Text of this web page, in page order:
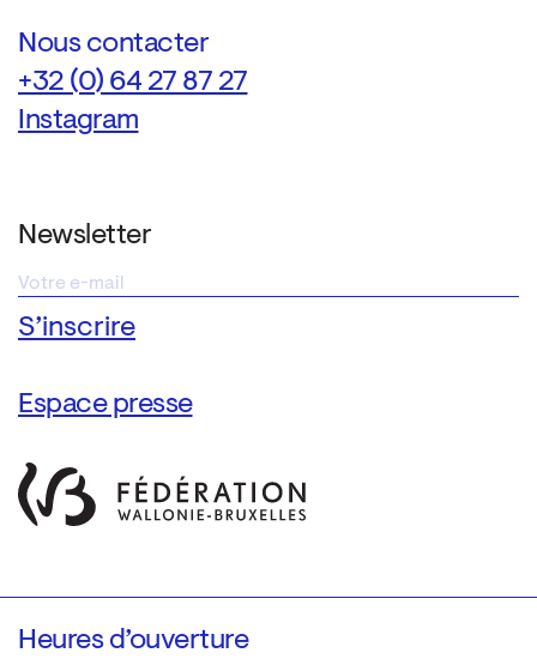
Nous contacter
+32 (0) 64 27 87 27
Instagram
Newsletter
Espace presse
Heures d’ouverture